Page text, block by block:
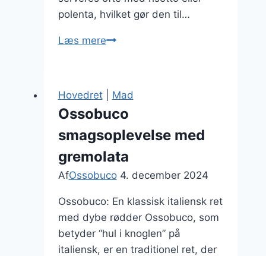
polenta, hvilket gør den til…
Læs mereOssobuco
til
retter
Hovedret| Mad
Ossobuco
smagsoplevelse med
gremolata
AfOssobuco 4. december 2024
Ossobuco: En klassisk italiensk ret
med dybe rødder Ossobuco, som
betyder “hul i knoglen” på
italiensk, er en traditionel ret, der